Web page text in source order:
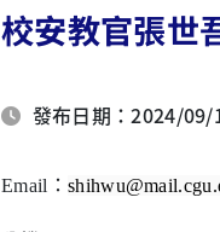
校安教官張世
發布日期：2024/09/
Email ：